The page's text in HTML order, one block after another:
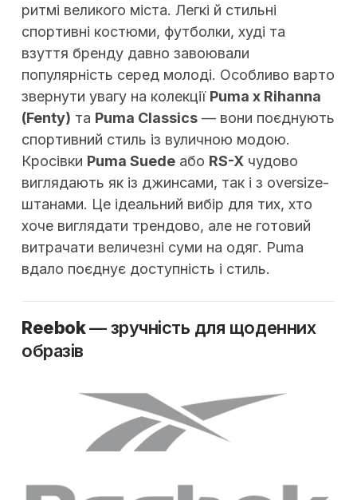
ритмі великого міста. Легкі й стильні
спортивні костюми, футболки, худі та
взуття бренду давно завоювали
популярність серед молоді. Особливо варто
звернути увагу на колекції Puma x Rihanna
(Fenty) та Puma Classics — вони поєднують
спортивний стиль із вуличною модою.
Кросівки Puma Suede або RS-X чудово
виглядають як із джинсами, так і з oversize-
штанами. Це ідеальний вибір для тих, хто
хоче виглядати трендово, але не готовий
витрачати величезні суми на одяг. Puma
вдало поєднує доступність і стиль.
Reebok— зручність для щоденних
образів